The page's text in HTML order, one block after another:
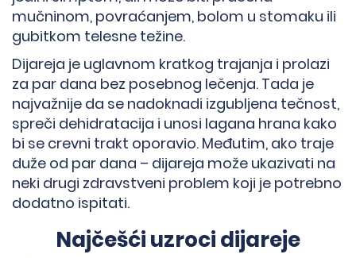
mučninom, povraćanjem, bolom u stomaku ili
gubitkom telesne težine.
Dijareja je uglavnom kratkog trajanja i prolazi
za par dana bez posebnog lečenja. Tada je
najvažnije da se nadoknadi izgubljena tečnost,
spreči dehidratacija i unosi lagana hrana kako
bi se crevni trakt oporavio. Međutim, ako traje
duže od par dana – dijareja može ukazivati na
neki drugi zdravstveni problem koji je potrebno
dodatno ispitati.
Najčešći uzroci dijareje